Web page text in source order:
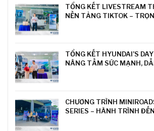
TỔNG KẾT LIVESTREAM
NỀN TẢNG TIKTOK –
TỔNG KẾT HYUNDAI’S
NÂNG TẦM SỨC MẠNH,
CHƯƠNG TRÌNH
SERIES – HÀNH TRÌNH